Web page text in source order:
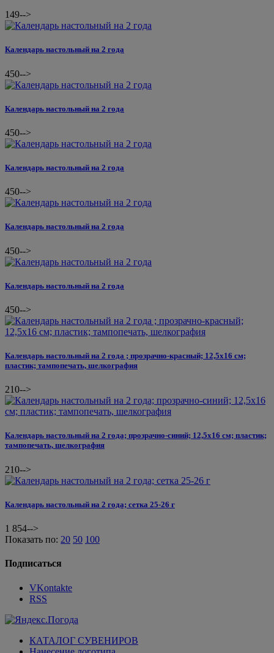
149-->
Календарь настольный на 2 года
450-->
Календарь настольный на 2 года
450-->
Календарь настольный на 2 года
450-->
Календарь настольный на 2 года
450-->
Календарь настольный на 2 года
450-->
Календарь настольный на 2 года ; прозрачно-красный; 12,5х16 см;
пластик; тампопечать, шелкография
210-->
Календарь настольный на 2 года; прозрачно-синий; 12,5х16 см; пластик;
тампопечать, шелкография
210-->
Календарь настольный на 2 года; сетка 25-26 г
1 854-->
Показать по: 20 50 100
Подписаться
VKontakte
RSS
КАТАЛОГ СУВЕНИРОВ